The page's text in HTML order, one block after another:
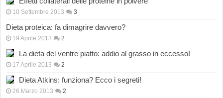
10 Settembre 2013 3
Dieta proteica: fa dimagrire davvero?
19 Aprile 2013 2
La dieta del ventre piatto: addio al grasso in eccesso!
17 Aprile 2013 2
Dieta Atkins: funziona? Ecco i segreti!
26 Marzo 2013 2